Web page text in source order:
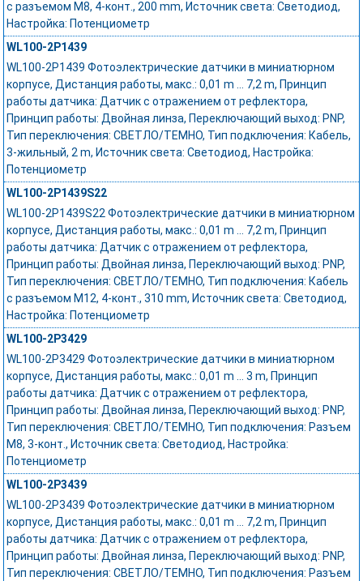
с разъемом M8, 4-конт., 200 mm, Источник света: Светодиод,
Настройка: Потенциометр
WL100-2P1439
WL100-2P1439 Фотоэлектрические датчики в миниатюрном
корпусе, Дистанция работы, макс.: 0,01 m ... 7,2 m, Принцип
работы датчика: Датчик с отражением от рефлектора,
Принцип работы: Двойная линза, Переключающий выход: PNP,
Тип переключения: СВЕТЛО/ТЕМНО, Тип подключения: Кабель,
3-жильный, 2 m, Источник света: Светодиод, Настройка:
Потенциометр
WL100-2P1439S22
WL100-2P1439S22 Фотоэлектрические датчики в миниатюрном
корпусе, Дистанция работы, макс.: 0,01 m ... 7,2 m, Принцип
работы датчика: Датчик с отражением от рефлектора,
Принцип работы: Двойная линза, Переключающий выход: PNP,
Тип переключения: СВЕТЛО/ТЕМНО, Тип подключения: Кабель
с разъемом M12, 4-конт., 310 mm, Источник света: Светодиод,
Настройка: Потенциометр
WL100-2P3429
WL100-2P3429 Фотоэлектрические датчики в миниатюрном
корпусе, Дистанция работы, макс.: 0,01 m ... 3 m, Принцип
работы датчика: Датчик с отражением от рефлектора,
Принцип работы: Двойная линза, Переключающий выход: PNP,
Тип переключения: СВЕТЛО/ТЕМНО, Тип подключения: Разъем
M8, 3-конт., Источник света: Светодиод, Настройка:
Потенциометр
WL100-2P3439
WL100-2P3439 Фотоэлектрические датчики в миниатюрном
корпусе, Дистанция работы, макс.: 0,01 m ... 7,2 m, Принцип
работы датчика: Датчик с отражением от рефлектора,
Принцип работы: Двойная линза, Переключающий выход: PNP,
Тип переключения: СВЕТЛО/ТЕМНО, Тип подключения: Разъем